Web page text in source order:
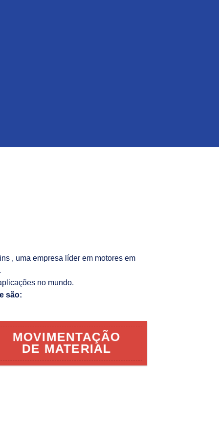
, uma empresa líder em motores em
no mundo.
são:
MOVIMENTAÇÃO
DE MATERIAL